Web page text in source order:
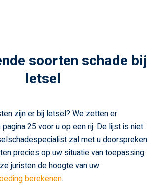
soorten schade bij
letsel
zijn er bij letsel? We zetten er
25 voor u op een rij. De lijst is niet
zal met u doorspreken
precies op uw situatie van toepassing
juristen de hoogte van uw
berekenen.